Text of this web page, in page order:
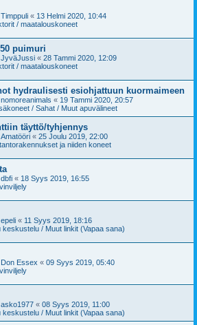
Timppuli « 13 Helmi 2020, 10:44
/ maatalouskoneet
puimuri
JyväJussi « 28 Tammi 2020, 12:09
/ maatalouskoneet
hydraulisesti esiohjattuun kuormaimeen
nomoreanimals « 19 Tammi 2020, 20:57
/ Sahat / Muut apuvälineet
täyttö/tyhjennys
Amatööri « 25 Joulu 2019, 22:00
ja niiden koneet
dbfi « 18 Syys 2019, 16:55
epeli « 11 Syys 2019, 18:16
keskustelu / Muut linkit (Vapaa sana)
Don Essex « 09 Syys 2019, 05:40
asko1977 « 08 Syys 2019, 11:00
keskustelu / Muut linkit (Vapaa sana)